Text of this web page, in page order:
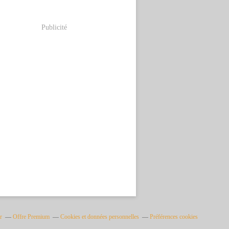
Publicité
Offre Premium Cookies et données personnelles Préférences cookies